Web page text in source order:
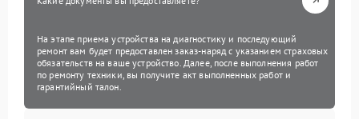
На этапе приема устройства на диагностику и последующий
ремонт вам будет предоставлен заказ-наряд с указанием страховых
обязательств на ваше устройство. Далее, после выполнения работ
по ремонту техники, вы получите акт выполненных работ и
гарантийный талон.